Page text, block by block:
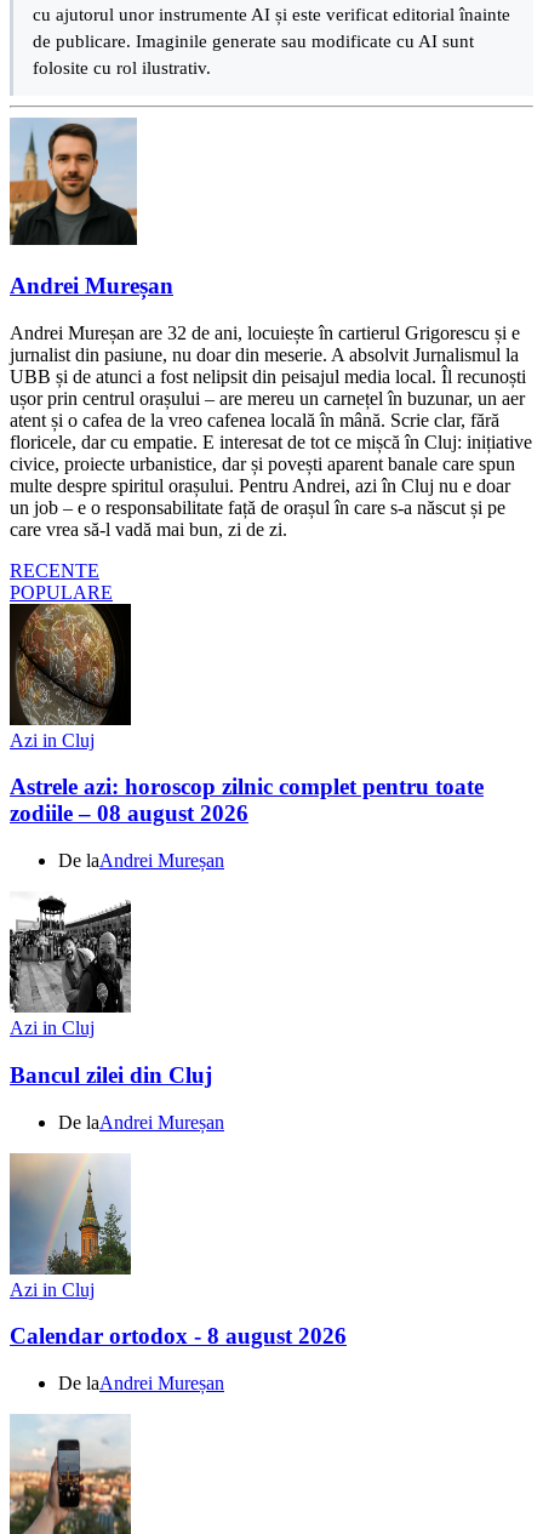
cu ajutorul unor instrumente AI și este verificat editorial înainte
de publicare. Imaginile generate sau modificate cu AI sunt
folosite cu rol ilustrativ.
Andrei Mureșan
Andrei Mureșan are 32 de ani, locuiește în cartierul Grigorescu și e
jurnalist din pasiune, nu doar din meserie. A absolvit Jurnalismul la
UBB și de atunci a fost nelipsit din peisajul media local. Îl recunoști
ușor prin centrul orașului – are mereu un carnețel în buzunar, un aer
atent și o cafea de la vreo cafenea locală în mână. Scrie clar, fără
floricele, dar cu empatie. E interesat de tot ce mișcă în Cluj: inițiative
civice, proiecte urbanistice, dar și povești aparent banale care spun
multe despre spiritul orașului. Pentru Andrei, azi în Cluj nu e doar
un job – e o responsabilitate față de orașul în care s-a născut și pe
care vrea să-l vadă mai bun, zi de zi.
RECENTE
POPULARE
Azi in Cluj
Astrele azi: horoscop zilnic complet pentru toate
zodiile – 08 august 2026
De laAndrei Mureșan
Azi in Cluj
Bancul zilei din Cluj
De laAndrei Mureșan
Azi in Cluj
Calendar ortodox - 8 august 2026
De laAndrei Mureșan